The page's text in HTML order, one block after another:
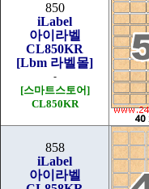
850
iLabel
아이라벨
CL850KR
[Lbm 라벨몰]
-
[스마트스토어]
CL850KR
858
iLabel
아이라벨